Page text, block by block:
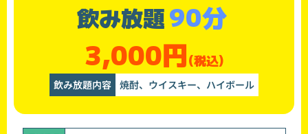
飲み放題90分
3,000円(税込)
飲み放題内容 焼酎、ウイスキー、ハイボール